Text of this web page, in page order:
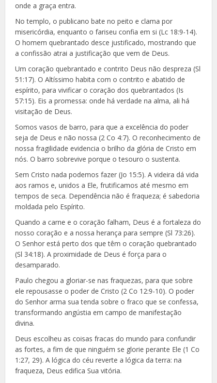
onde a graça entra.
No templo, o publicano bate no peito e clama por
misericórdia, enquanto o fariseu confia em si (Lc 18:9-14).
O homem quebrantado desce justificado, mostrando que
a confissão atrai a justificação que vem de Deus.
Um coração quebrantado e contrito Deus não despreza (Sl
51:17). O Altíssimo habita com o contrito e abatido de
espírito, para vivificar o coração dos quebrantados (Is
57:15). Eis a promessa: onde há verdade na alma, ali há
visitação de Deus.
Somos vasos de barro, para que a excelência do poder
seja de Deus e não nossa (2 Co 4:7). O reconhecimento de
nossa fragilidade evidencia o brilho da glória de Cristo em
nós. O barro sobrevive porque o tesouro o sustenta.
Sem Cristo nada podemos fazer (Jo 15:5). A videira dá vida
aos ramos e, unidos a Ele, frutificamos até mesmo em
tempos de seca. Dependência não é fraqueza; é sabedoria
moldada pelo Espírito.
Quando a carne e o coração falham, Deus é a fortaleza do
nosso coração e a nossa herança para sempre (Sl 73:26).
O Senhor está perto dos que têm o coração quebrantado
(Sl 34:18). A proximidade de Deus é força para o
desamparado.
Paulo chegou a gloriar-se nas fraquezas, para que sobre
ele repousasse o poder de Cristo (2 Co 12:9-10). O poder
do Senhor arma sua tenda sobre o fraco que se confessa,
transformando angústia em campo de manifestação
divina.
Deus escolheu as coisas fracas do mundo para confundir
as fortes, a fim de que ninguém se glorie perante Ele (1 Co
1:27, 29). A lógica do céu reverte a lógica da terra: na
fraqueza, Deus edifica Sua vitória.